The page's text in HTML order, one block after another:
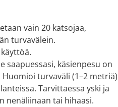
vain 20 katsojaa,
turvavälein.
saapuessasi, käsienpesu on
turvaväli (1–2 metriä)
Tarvittaessa yski ja
nenäliinaan tai hihaasi.